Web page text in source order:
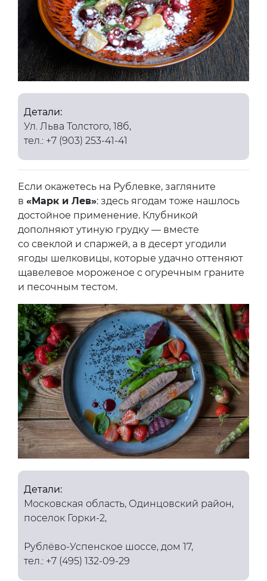
Детали:
Ул. Льва Толстого, 18б,
тел.: +7 (903) 253-41-41
Если окажетесь на Рублевке, загляните
в «Марк и Лев»: здесь ягодам тоже нашлось
достойное применение. Клубникой
дополняют утиную грудку — вместе
со свеклой и спаржей, а в десерт угодили
ягоды шелковицы, которые удачно оттеняют
щавелевое мороженое с огуречным граните
и песочным тестом.
Детали:
Московская область, Одинцовский район,
поселок Горки-2,
Рублёво-Успенское шоссе, дом 17,
тел.: +7 (495) 132-09-29